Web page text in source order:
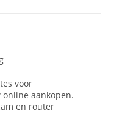
voor
aankopen.
en router